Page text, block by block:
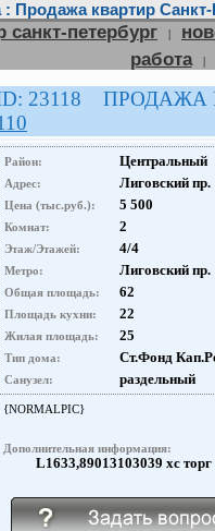
Продажа квартир Санкт-
санкт-петербург |
работа
|
23118
Район: Центральный
Адрес: Лиговский пр.
Цена (тыс.руб.): 5 500
Комнат: 2
Этаж/Этажей: 4/4
Метро: Лиговский пр.
Общая площадь: 62
Площадь кухни: 22
Жилая площадь: 25
Тип дома: Ст.Фонд
Санузел: раздельный
{NORMALPIC}
Дополнительная информация:
L1633,89013103039 хс торг